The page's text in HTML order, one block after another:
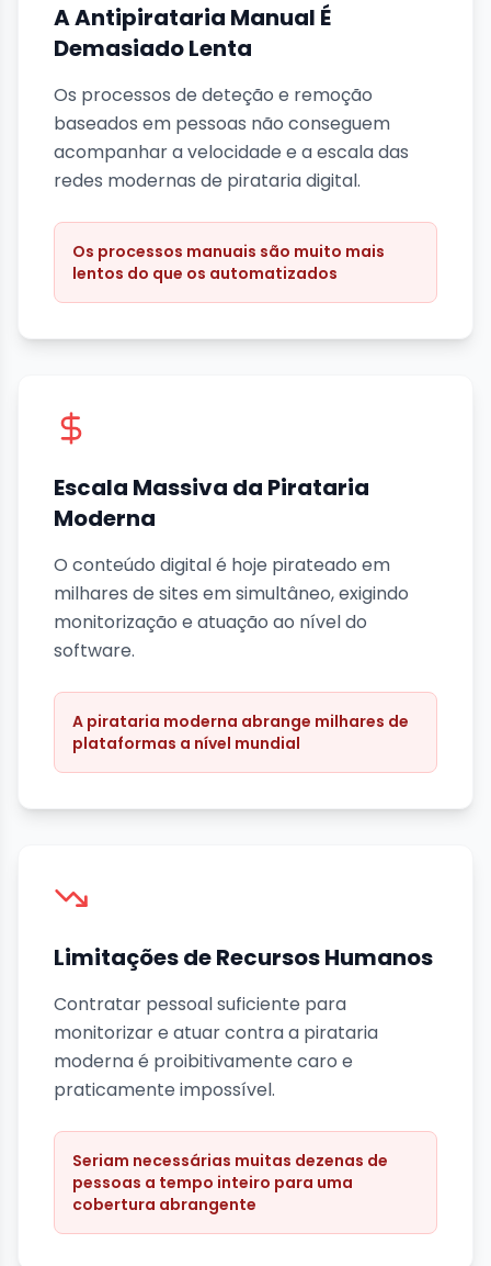
A Antipirataria Manual É
Demasiado Lenta
Os processos de deteção e remoção
baseados em pessoas não conseguem
acompanhar a velocidade e a escala das
redes modernas de pirataria digital.
Os processos manuais são muito mais
lentos do que os automatizados
Escala Massiva da Pirataria
Moderna
O conteúdo digital é hoje pirateado em
milhares de sites em simultâneo, exigindo
monitorização e atuação ao nível do
software.
A pirataria moderna abrange milhares de
plataformas a nível mundial
Limitações de Recursos Humanos
Contratar pessoal suficiente para
monitorizar e atuar contra a pirataria
moderna é proibitivamente caro e
praticamente impossível.
Seriam necessárias muitas dezenas de
pessoas a tempo inteiro para uma
cobertura abrangente